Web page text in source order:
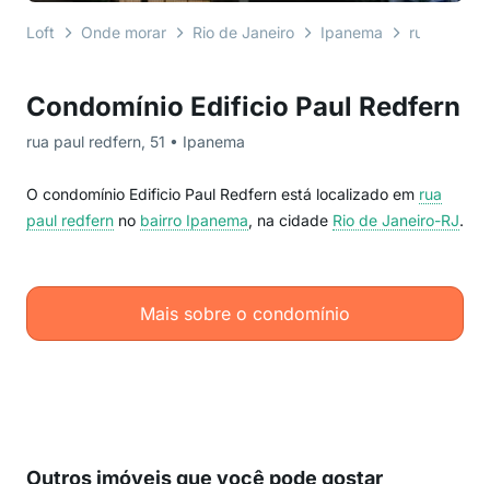
Condomínio Edificio Paul Redfern
rua paul redfern, 51 • Ipanema
O condomínio Edificio Paul Redfern está localizado em rua
paul redfern no bairro Ipanema, na cidade Rio de Janeiro-RJ.
Mais sobre o condomínio
Loft Onde morar Rio de Janeiro Ipanema rua paul
Outros imóveis que você pode gostar